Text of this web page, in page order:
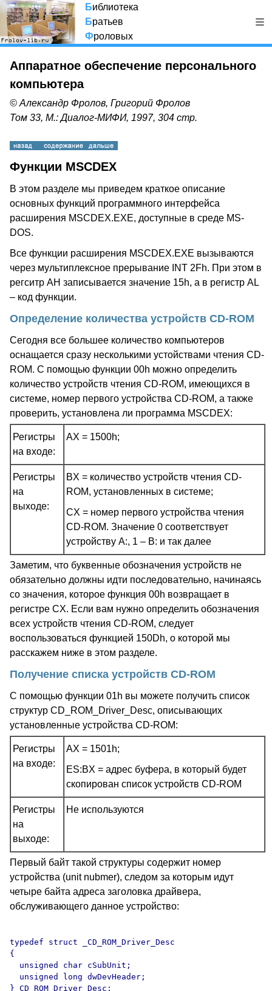
Библиотека
Братьев
Фроловых
Аппаратное обеспечение персонального
компьютера
© Александр Фролов, Григорий Фролов
Том 33, М.: Диалог-МИФИ, 1997, 304 стр.
Функции MSCDEX
В этом разделе мы приведем краткое описание
основных функций программного интерфейса
расширения MSCDEX.EXE, доступные в среде MS-
DOS.
Все функции расширения MSCDEX.EXE вызываются
через мультиплексное прерывание INT 2Fh. При этом в
регситр AH записывается значение 15h, а в регистр AL
– код функции.
Определение количества устройств CD-ROM
Сегодня все большее количество компьютеров
оснащается сразу несколькими устойствами чтения CD-
ROM. С помощью функции 00h можно определить
количество устройств чтения CD-ROM, имеющихся в
системе, номер первого устройства CD-ROM, а также
проверить, установлена ли программа MSCDEX:
Регистры
на входе:
AX = 1500h;
Регистры
на
выходе:
BX = количество устройств чтения CD-
ROM, установленных в системе;
CX = номер первого устройства чтения
CD-ROM. Значение 0 соответствует
устройству A:, 1 – B: и так далее
Заметим, что буквенные обозначения устройств не
обязательно должны идти последовательно, начинаясь
со значения, которое функция 00h возвращает в
регистре CX. Если вам нужно определить обозначения
всех устройств чтения CD-ROM, следует
воспользоваться функцией 150Dh, о которой мы
расскажем ниже в этом разделе.
Получение списка устройств CD-ROM
С помощью функции 01h вы можете получить список
структур CD_ROM_Driver_Desc, описывающих
установленные устройства CD-ROM:
Регистры
на входе:
AX = 1501h;
ES:BX = адрес буфера, в который будет
скопирован список устройств CD-ROM
Регистры
на
выходе:
Не используются
Первый байт такой структуры содержит номер
устройства (unit nubmer), следом за которым идут
четыре байта адреса заголовка драйвера,
обслуживающего данное устройство:
typedef struct _CD_ROM_Driver_Desc
{
  unsigned char cSubUnit;
  unsigned long dwDevHeader;